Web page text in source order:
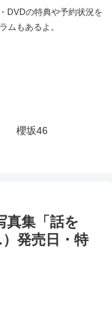
DVDの特典や予約状況を
ムもあるよ。
櫻坂46
真集「話を
発売日・特